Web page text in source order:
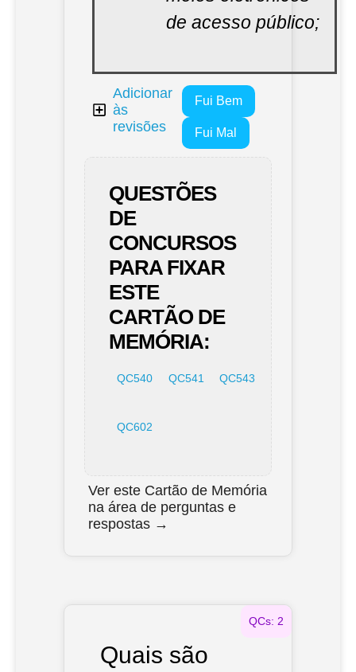
de acesso público;
Adicionar
às
revisões
Fui Bem
Fui Mal
QUESTÕES
DE
CONCURSOS
PARA FIXAR
ESTE
CARTÃO DE
MEMÓRIA:
QC540 QC541 QC543
QC602
Ver este Cartão de Memória
na área de perguntas e
respostas →
Quais são
QCs: 2